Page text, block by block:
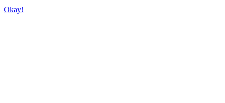
Okay!